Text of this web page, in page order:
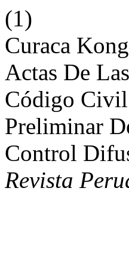
(1)
Curaca
Actas De
Código
Preliminar
Control
Revista